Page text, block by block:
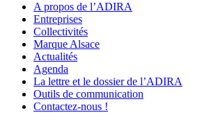
A propos de l’ADIRA
Entreprises
Collectivités
Marque Alsace
Actualités
Agenda
La lettre et le dossier de l’ADIRA
Outils de communication
Contactez-nous !